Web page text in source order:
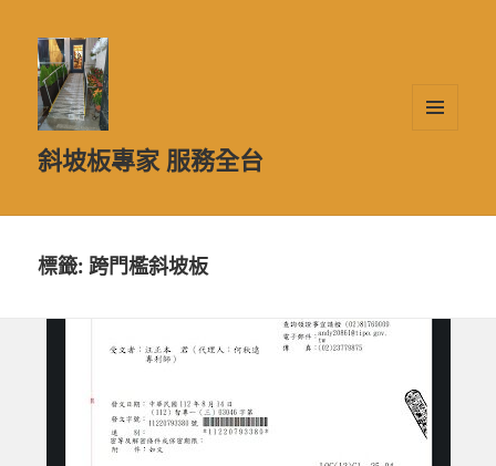
斜坡板專家 服務全台
標籤:跨門檻斜坡板